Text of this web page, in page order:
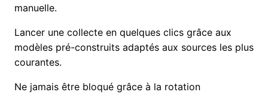
manuelle.
Lancer une collecte en quelques clics grâce aux
modèles pré-construits adaptés aux sources les plus
courantes.
Ne jamais être bloqué grâce à la rotation